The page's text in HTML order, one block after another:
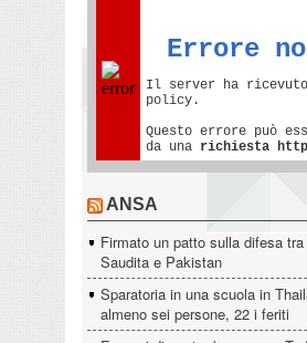
ANSA
Firmato un patto sulla difesa
Saudita e Pakistan
Sparatoria in una scuola in
almeno sei persone, 22 i feriti